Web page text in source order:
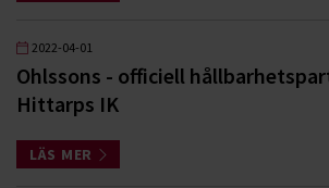
2022-04-01
Ohlssons - officiell
Hittarps IK
LÄS MER